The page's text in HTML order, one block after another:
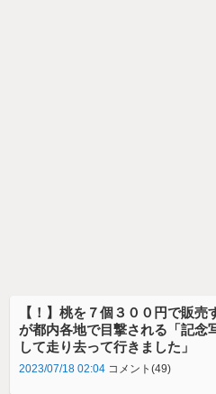
【！】桃を７個３００円で販売
が都内各地で目撃される「記念
して走り去って行きました」
2023/07/18 02:04 コメント(49)